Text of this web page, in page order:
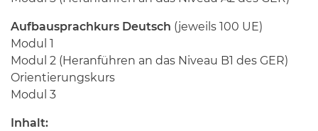
Aufbausprachkurs Deutsch (jeweils 100 UE)
Modul 1
Modul 2 (Heranführen an das Niveau B1 des GER)
Orientierungskurs
Modul 3
Inhalt: